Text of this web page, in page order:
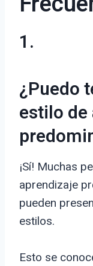
1.
¿Puedo
estilo
¡Sí! Muchas
aprendizaje
pueden
estilos.
Esto se